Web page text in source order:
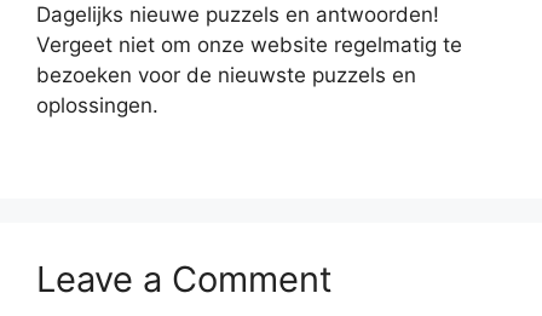
Dagelijks nieuwe puzzels en antwoorden!
Vergeet niet om onze website regelmatig te
bezoeken voor de nieuwste puzzels en
oplossingen.
Leave a Comment